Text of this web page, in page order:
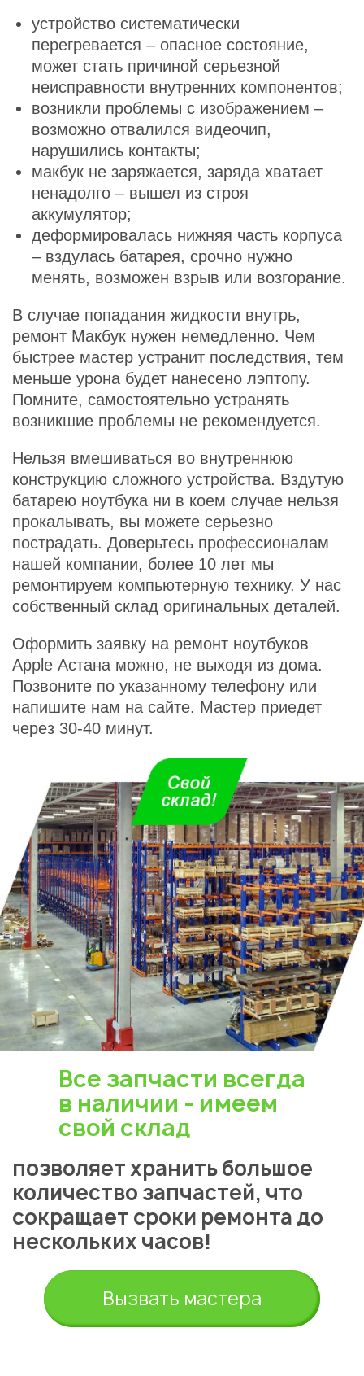
устройство систематически
перегревается – опасное состояние,
может стать причиной серьезной
неисправности внутренних компонентов;
возникли проблемы с изображением –
возможно отвалился видеочип,
нарушились контакты;
макбук не заряжается, заряда хватает
ненадолго – вышел из строя
аккумулятор;
деформировалась нижняя часть корпуса
– вздулась батарея, срочно нужно
менять, возможен взрыв или возгорание.
В случае попадания жидкости внутрь,
ремонт Макбук нужен немедленно. Чем
быстрее мастер устранит последствия, тем
меньше урона будет нанесено лэптопу.
Помните, самостоятельно устранять
возникшие проблемы не рекомендуется.
Нельзя вмешиваться во внутреннюю
конструкцию сложного устройства. Вздутую
батарею ноутбука ни в коем случае нельзя
прокалывать, вы можете серьезно
пострадать. Доверьтесь профессионалам
нашей компании, более 10 лет мы
ремонтируем компьютерную технику. У нас
собственный склад оригинальных деталей.
Оформить заявку на ремонт ноутбуков
Apple Астана можно, не выходя из дома.
Позвоните по указанному телефону или
напишите нам на сайте. Мастер приедет
через 30-40 минут.
Все запчасти всегда
в наличии - имеем
свой склад
позволяет хранить большое
количество запчастей, что
сокращает сроки ремонта до
нескольких часов!
Вызвать мастера
Укажите из какого вы
города